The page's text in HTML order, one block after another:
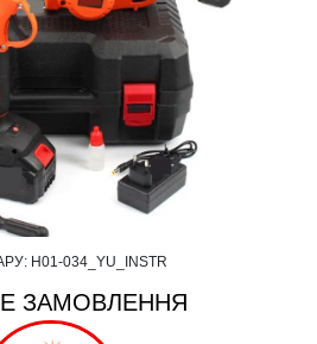
Н01-034_YU_INSTR
ЗАМОВЛЕННЯ